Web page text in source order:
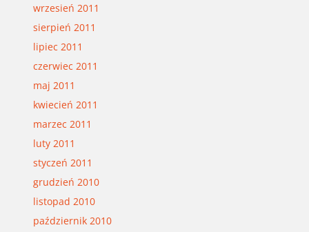
wrzesień 2011
sierpień 2011
lipiec 2011
czerwiec 2011
maj 2011
kwiecień 2011
marzec 2011
luty 2011
styczeń 2011
grudzień 2010
listopad 2010
październik 2010